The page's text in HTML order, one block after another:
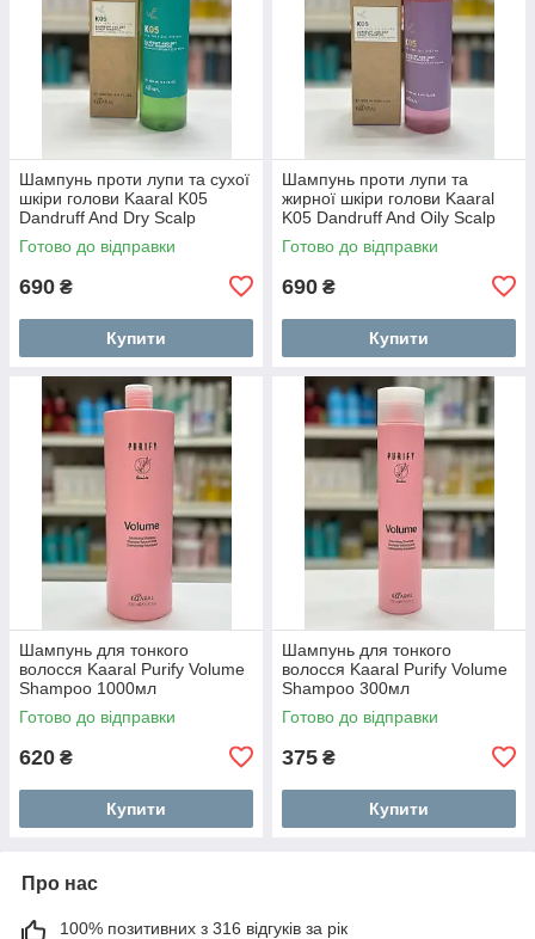
Шампунь проти лупи та сухої
шкіри голови Kaaral K05
Dandruff And Dry Scalp
Shampoo 250 мл
Готово до відправки
690 ₴
Купити
Шампунь проти лупи та
жирної шкіри голови Kaaral
K05 Dandruff And Oily Scalp
Shampoo 250 мл
Готово до відправки
690 ₴
Купити
Шампунь для тонкого
волосся Kaaral Purify Volume
Shampoo 1000мл
Готово до відправки
620 ₴
Купити
Шампунь для тонкого
волосся Kaaral Purify Volume
Shampoo 300мл
Готово до відправки
375 ₴
Купити
Про нас
100% позитивних з 316 відгуків за рік